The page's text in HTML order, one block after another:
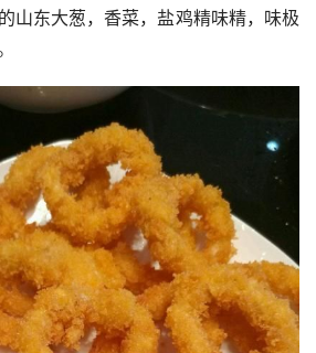
山东大葱，香菜，盐鸡精味精，味极